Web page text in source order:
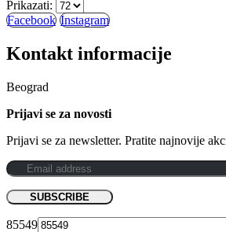
Prikazati:
Facebook Instagram
Kontakt informacije
Beograd
Prijavi se za novosti
Prijavi se za newsletter. Pratite najnovije
85549